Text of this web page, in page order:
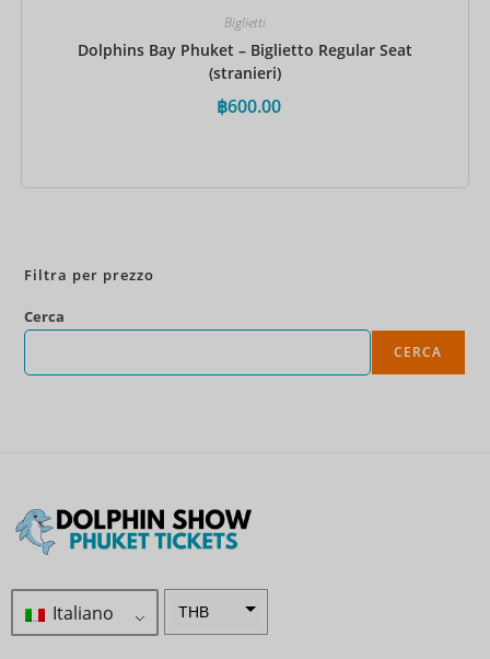
Biglietti
Dolphins Bay Phuket – Biglietto Regular Seat
(stranieri)
฿600.00
Filtra per prezzo
Cerca
CERCA
Italiano THB